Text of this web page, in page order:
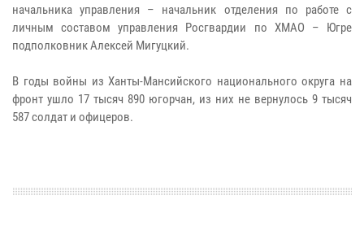
начальника управления – начальник отделения по работе с
личным составом управления Росгвардии по ХМАО – Югре
подполковник Алексей Мигуцкий.
В годы войны из Ханты-Мансийского национального округа на
фронт ушло 17 тысяч 890 югорчан, из них не вернулось 9 тысяч
587 солдат и офицеров.